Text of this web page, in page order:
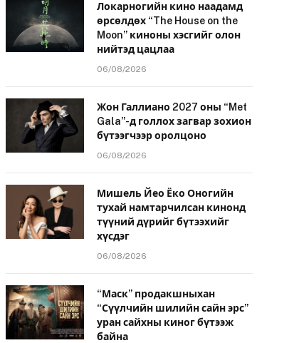
Локарногийн кино наадамд
өрсөлдөх “The House on the
Moon” киноны хэсгийг олон
нийтэд цацлаа
06/08/2026
Жон Галлиано 2027 оны “Met
Gala”-д голлох загвар зохион
бүтээгчээр оролцоно
06/08/2026
Мишель Йео Ёко Оногийн
тухай намтарчилсан кинонд
түүний дүрийг бүтээхийг
хүсдэг
06/08/2026
“Маск” продакшныхан
“Сүүлчийн шилийн сайн эрс”
уран сайхны киног бүтээж
байна